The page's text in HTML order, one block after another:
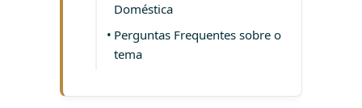
Doméstica
Perguntas Frequentes sobre o
tema